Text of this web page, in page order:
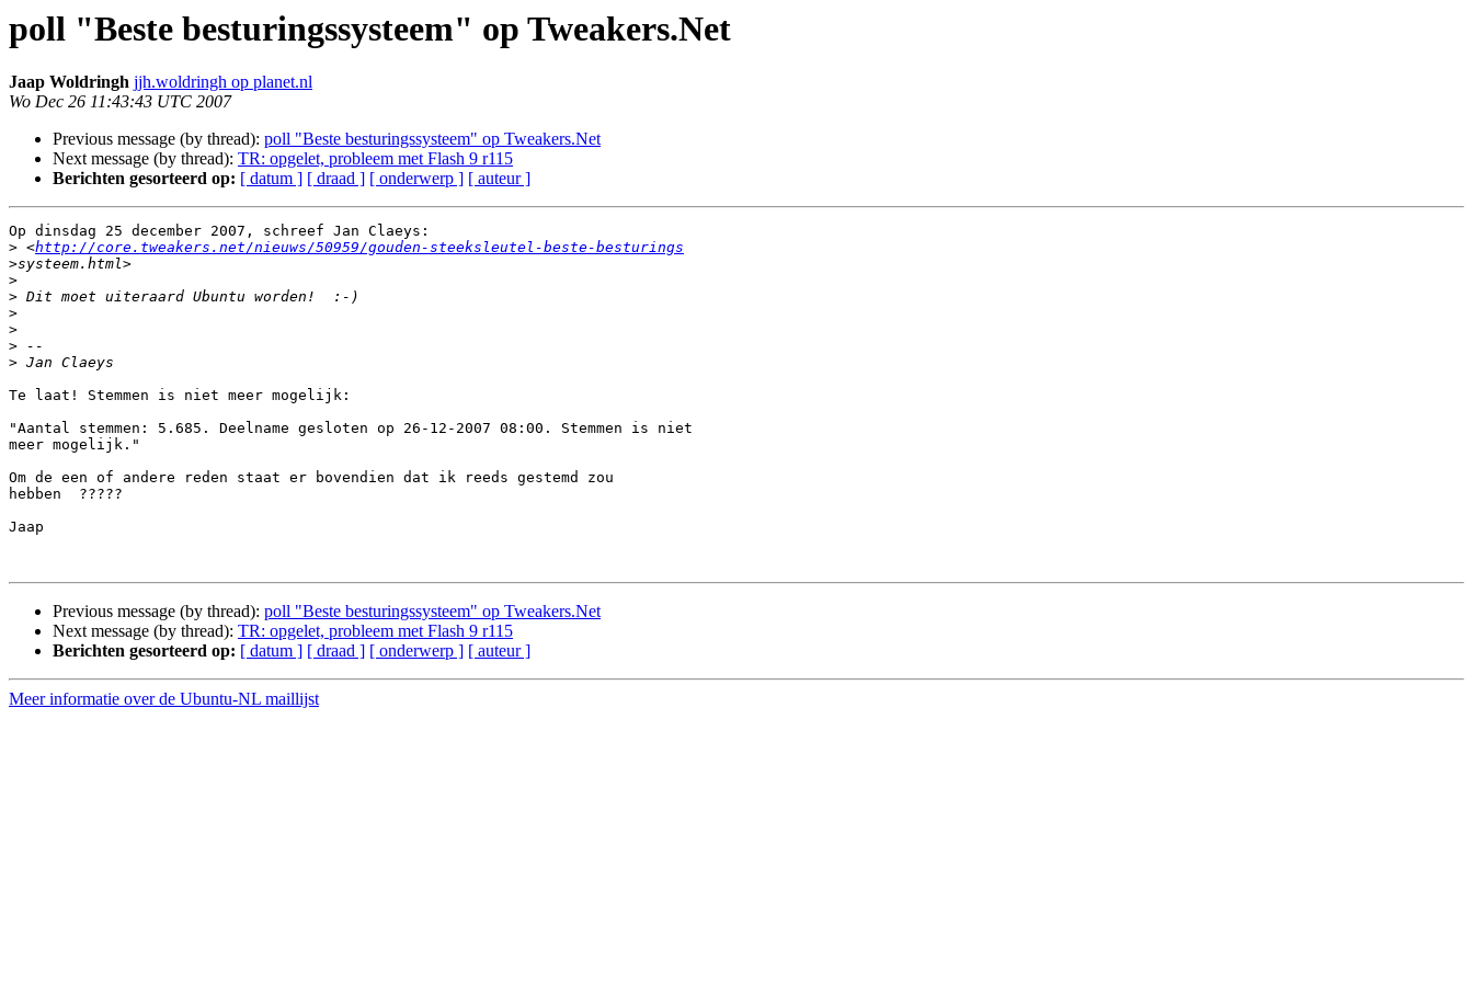
poll "Beste besturingssysteem" op Tweakers.Net
Jaap Woldringh jjh.woldringh op planet.nl
Wo Dec 26 11:43:43 UTC 2007
Previous message (by thread): poll "Beste besturingssysteem" op Tweakers.Net
Next message (by thread): TR: opgelet, probleem met Flash 9 r115
Berichten gesorteerd op: [ datum ] [ draad ] [ onderwerp ] [ auteur ]
Op dinsdag 25 december 2007, schreef Jan Claeys:
> <http://core.tweakers.net/nieuws/50959/gouden-steeksleutel-beste-besturings
>
>
>
>
>
>
>
Te laat! Stemmen is niet meer mogelijk:
"Aantal stemmen: 5.685. Deelname gesloten op 26-12-2007 08:00. Stemmen is niet
meer mogelijk."
Om de een of andere reden staat er bovendien dat ik reeds gestemd zou
hebben  ?????
Jaap
Previous message (by thread): poll "Beste besturingssysteem" op Tweakers.Net
Next message (by thread): TR: opgelet, probleem met Flash 9 r115
Berichten gesorteerd op: [ datum ] [ draad ] [ onderwerp ] [ auteur ]
Meer informatie over de Ubuntu-NL maillijst